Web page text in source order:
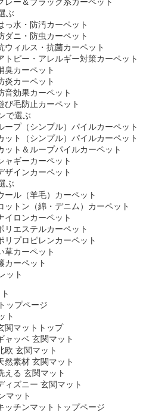
レー＆ブラック系カーペット
ぶ
っ水・防汚カーペット
ダニ・防虫カーペット
ウィルス・抗菌カーペット
トピー・アレルギー対策カーペット
臭カーペット
炎カーペット
音効果カーペット
び毛防止カーペット
で選ぶ
ープ（シンプル）パイルカーペット
ット（シンプル）パイルカーペット
ット＆ループパイルカーペット
ャギーカーペット
ザインカーペット
ぶ
ール（羊毛）カーペット
ットン（綿・デニム）カーペット
イロンカーペット
リエステルカーペット
リプロピレンカーペット
草カーペット
カーペット
ット
ップページ
ト
関マットトップ
ャッベ 玄関マット
欧 玄関マット
然素材 玄関マット
える 玄関マット
ィズニー 玄関マット
マット
ッチンマットトップページ